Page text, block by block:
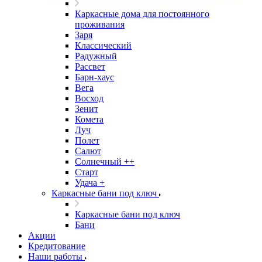
Каркасные дома для постоянного
проживания
Заря
Классический
Радужный
Рассвет
Барн-хаус
Вега
Восход
Зенит
Комета
Луч
Полет
Салют
Солнечный ++
Старт
Удача +
Каркасные бани под ключ
Каркасные бани под ключ
Бани
Акции
Кредитование
Наши работы